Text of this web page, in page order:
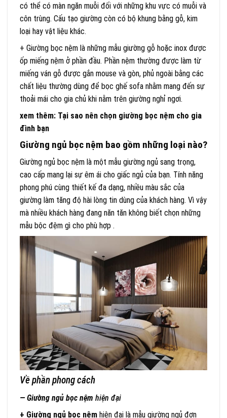
có thể có màn ngăn muỗi đối với những khu vực có muỗi và
côn trùng. Cấu tạo giường còn có bộ khung bằng gỗ, kim
loại hay vật liệu khác.
+ Giường bọc nệm là những mẫu giường gỗ hoặc inox được
ốp miếng nệm ở phần đầu. Phần nệm thường được làm từ
miếng ván gỗ được gắn mouse và gòn, phủ ngoài bằng các
chất liệu thường dùng để bọc ghế sofa nhằm mang đến sự
thoải mái cho gia chủ khi nằm trên giường nghỉ ngơi.
xem thêm: Tại sao nên chọn giường bọc nệm cho gia
đình bạn
Giường ngủ bọc nệm bao gồm những loại nào?
Giường ngủ bọc nệm là một mẫu giường ngủ sang trọng,
cao cấp mang lại sự êm ái cho giấc ngủ của bạn. Tính năng
phong phú cùng thiết kế đa dạng, nhiều màu sắc của
giường làm tăng độ hài lòng tin dùng của khách hàng. Vì vậy
mà nhiều khách hàng đang năn tăn không biết chọn những
mẫu bộc đệm gì cho phù hợp .
Về phần phong cách
— Giường ngủ bọc nệm hiện đại
+ Giường ngủ bọc nệm hiện đại là mẫu giường ngủ đơn